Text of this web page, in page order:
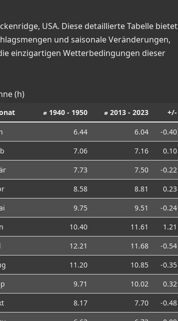
USA. Diese detaillierte Tabelle bietet
und saisonale Veränderungen,
einzigartigen Wetterbedingungen dieser
(h)
⌀ 1940 - 1950 ⌀ 2013 - 2023 +/-
6.44 6.04
-0.40
7.06 7.16
0.10
7.73 7.50
-0.22
8.58 8.81
0.23
9.75 9.51
-0.24
10.40 11.61
1.21
12.21 11.68
-0.54
11.20 10.85
-0.35
9.71 10.02
0.32
8.17 7.70
-0.48